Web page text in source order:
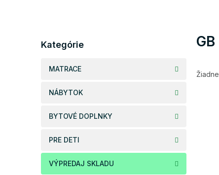
n
kategórie
Kategórie
MATRACE
NÁBYTOK
BYTOVÉ DOPLNKY
PRE DETI
VÝPREDAJ SKLADU
GB